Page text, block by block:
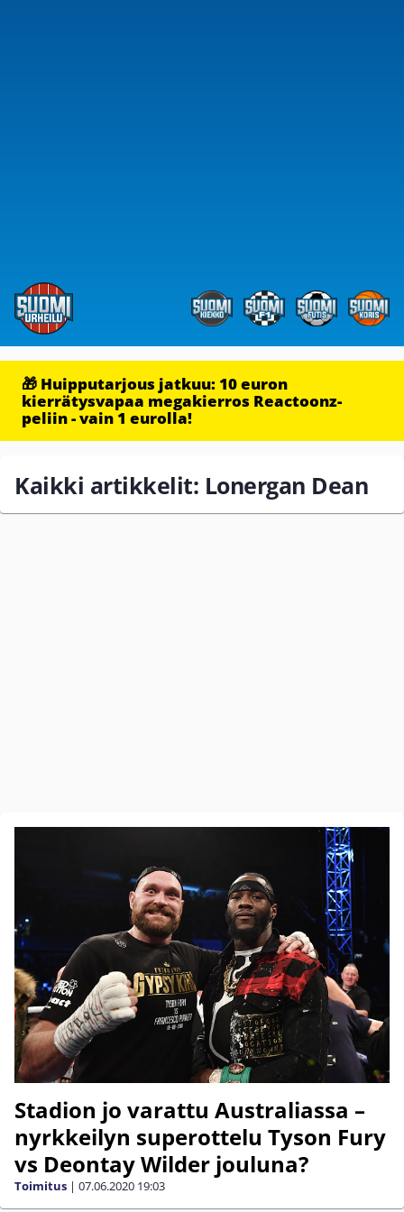
🎁 Huipputarjous jatkuu: 10 euron
kierrätysvapaa megakierros Reactoonz-
peliin - vain 1 eurolla!
Kaikki artikkelit: Lonergan Dean
Stadion jo varattu Australiassa –
nyrkkeilyn superottelu Tyson Fury
vs Deontay Wilder jouluna?
Toimitus | 07.06.2020 19:03